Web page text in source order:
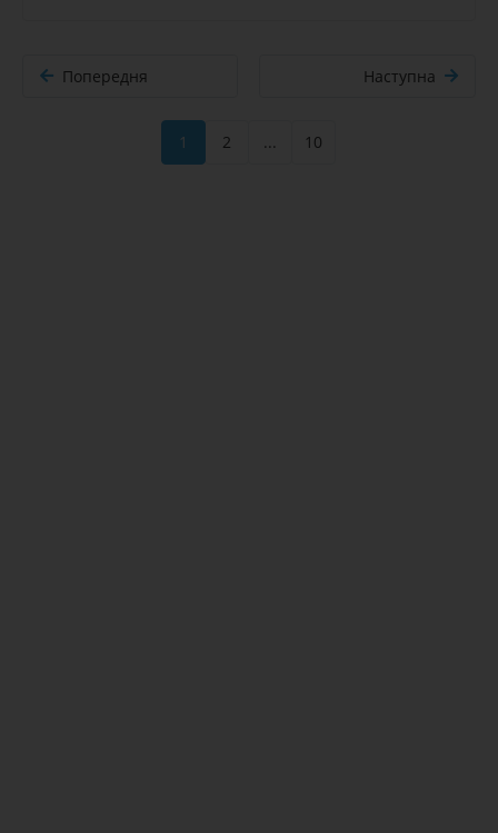
Попередня Наступна
1 2 ... 10